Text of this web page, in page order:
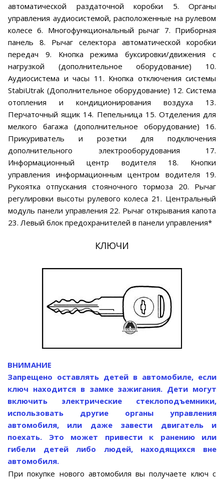
автоматической раздаточной коробки 5. Органы
управления аудиосистемой, расположенные на рулевом
колесе 6. Многофункциональный рычаг 7. Приборная
панель 8. Рычаг селектора автоматической коробки
передач 9. Кнопка режима буксировки/движения с
нагрузкой (дополнительное оборудование) 10.
Аудиосистема и часы 11. Кнопка отключения системы
StabiUtrak (Дополнительное оборудование) 12. Система
отопления и кондиционирования воздуха 13.
Перчаточный ящик 14. Пепельница 15. Отделения для
мелкого багажа (дополнительное оборудование) 16.
Прикуриватель и розетки для подключения
дополнительного электрооборудования 17.
Информационный центр водителя 18. Кнопки
управления информационным центром водителя 19.
Рукоятка отпускания стояночного тормоза 20. Рычаг
регулировки высоты рулевого колеса 21. Центральный
модуль панели управления 22. Рычаг открывания капота
23. Левый блок предохранителей в панели управления*
КЛЮЧИ
ВНИМАНИЕ
Запрещено оставлять детей в автомобиле, если
ключ находится в замке зажигания. Дети могут
включить электрические стеклоподъемники,
использовать другие органы управления
автомобиля, или даже завести двигатель и
поехать. Это может привести к ранению или
гибели детей либо людей, находящихся вне
автомобиля.
При покупке нового автомобиля вы получаете ключ с